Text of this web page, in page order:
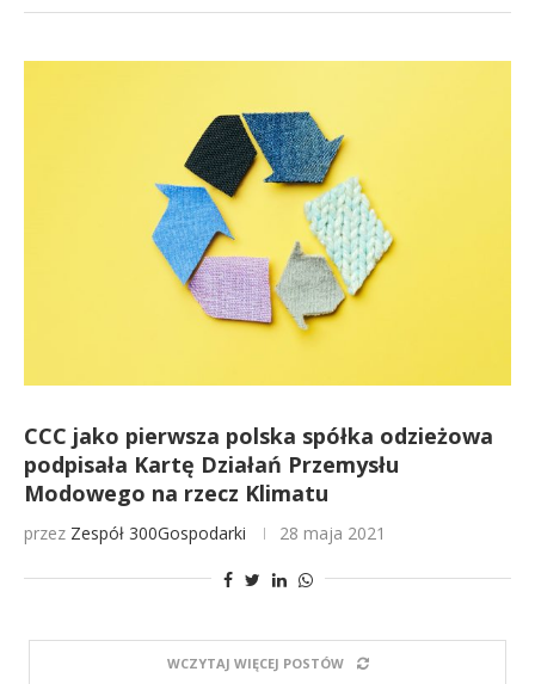
CCC jako pierwsza polska spółka odzieżowa
podpisała Kartę Działań Przemysłu
Modowego na rzecz Klimatu
przez Zespół 300Gospodarki 28 maja 2021
WCZYTAJ WIĘCEJ POSTÓW